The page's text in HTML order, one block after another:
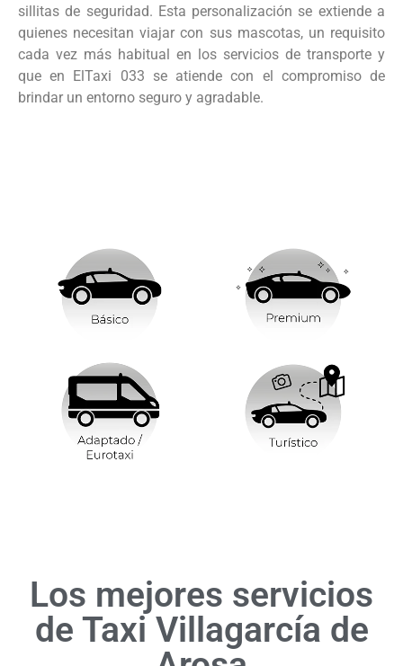
sillitas de seguridad. Esta personalización se extiende a
quienes necesitan viajar con sus mascotas, un requisito
cada vez más habitual en los servicios de transporte y
que en ElTaxi 033 se atiende con el compromiso de
brindar un entorno seguro y agradable.
Los mejores servicios
de Taxi Villagarcía de